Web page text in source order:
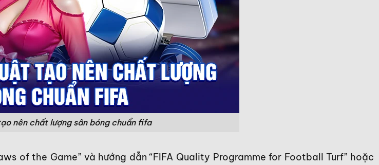
nên chất lượng sân bóng chuẩn fifa
of the Game” và hướng dẫn “FIFA Quality Programme for Football Turf” hoặc